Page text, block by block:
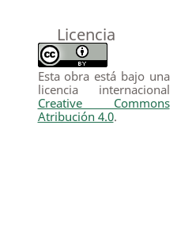
Licencia
Esta obra está bajo una
licencia internacional
Creative Commons
Atribución 4.0.